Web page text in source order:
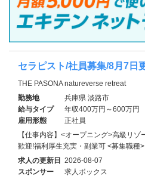
セラピスト/社員募集/8月7日
THE PASONA natureverse retreat
勤務地
兵庫県 淡路市
給与タイプ
年収400万円～600万円
雇用形態
正社員
【仕事内容】<オープニング>高級リ
歓迎!福利厚生充実・副業可 <募集職種
求人の更新日 2026-08-07
スポンサー
求人ボックス